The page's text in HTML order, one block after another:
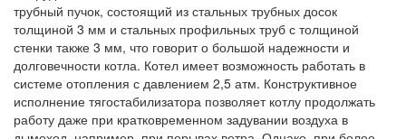
трубный пучок, состоящий из стальных трубных досок
толщиной 3 мм и стальных профильных труб с толщиной
стенки также 3 мм, что говорит о большой надежности и
долговечности котла. Котел имеет возможность работать в
системе отопления с давлением 2,5 атм. Конструктивное
исполнение тягостабилизатора позволяет котлу продолжать
работу даже при кратковременном задувании воздуха в